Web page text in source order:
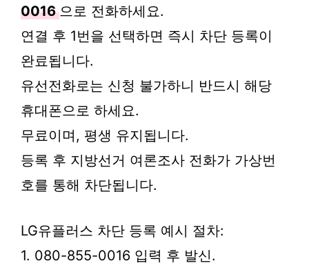
0016 으로 전화하세요.
연결 후 1번을 선택하면 즉시 차단 등록이
완료됩니다.
유선전화로는 신청 불가하니 반드시 해당
휴대폰으로 하세요.
무료이며, 평생 유지됩니다.
등록 후 지방선거 여론조사 전화가 가상번
호를 통해 차단됩니다.
LG유플러스 차단 등록 예시 절차:
1. 080-855-0016 입력 후 발신.